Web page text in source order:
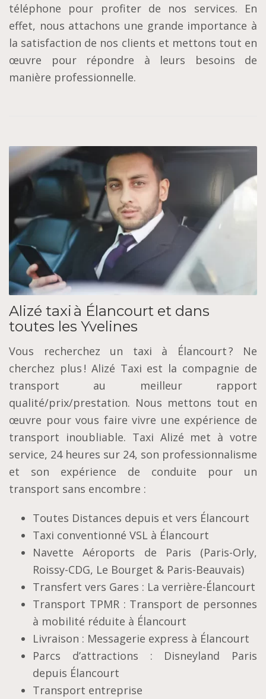
téléphone pour profiter de nos services. En
effet, nous attachons une grande importance à
la satisfaction de nos clients et mettons tout en
œuvre pour répondre à leurs besoins de
manière professionnelle.
Alizé taxi à Élancourt et dans
toutes les Yvelines
Vous recherchez un taxi à Élancourt ? Ne
cherchez plus ! Alizé Taxi est la compagnie de
transport au meilleur rapport
qualité/prix/prestation. Nous mettons tout en
œuvre pour vous faire vivre une expérience de
transport inoubliable. Taxi Alizé met à votre
service, 24 heures sur 24, son professionnalisme
et son expérience de conduite pour un
transport sans encombre :
Toutes Distances depuis et vers Élancourt
Taxi conventionné VSL à Élancourt
Navette Aéroports de Paris (Paris-Orly,
Roissy-CDG, Le Bourget & Paris-Beauvais)
Transfert vers Gares : La verrière-Élancourt
Transport TPMR : Transport de personnes
à mobilité réduite à Élancourt
Livraison : Messagerie express à Élancourt
Parcs d’attractions : Disneyland Paris
depuis Élancourt
Transport entreprise